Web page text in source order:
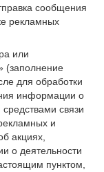
сообщения
рекламных
или
(заполнение
для обработки
информации о
связи
и
акциях,
о деятельности
пунктом,